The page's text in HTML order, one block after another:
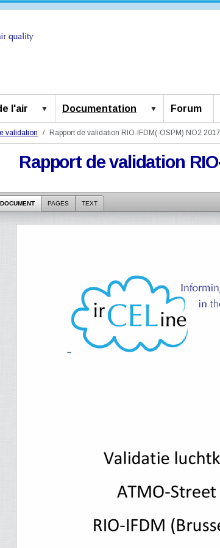
l'air Documentation Forum
validation Rapport de validation RIO-IFDM(-OSPM) NO2
Rapport de validation
DOCUMENT PAGES TEXT